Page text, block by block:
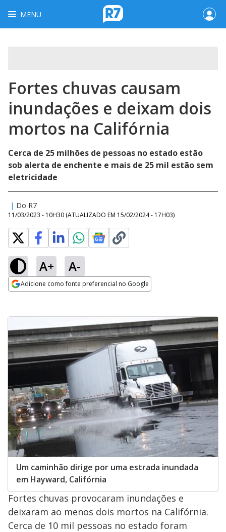
MENU
Fortes chuvas causam
inundações e deixam dois
mortos na Califórnia
Cerca de 25 milhões de pessoas no estado estão
sob alerta de enchente e mais de 25 mil estão sem
eletricidade
| Do R7
11/03/2023 - 10H30 (ATUALIZADO EM 15/02/2024 - 17H03)
A+ A-
Adicione como fonte preferencial no Google
Um caminhão dirige por uma estrada inundada
em Hayward, Califórnia
Fortes chuvas provocaram inundações e
deixaram ao menos dois mortos na Califórnia.
Cerca de 10 mil pessoas no estado foram